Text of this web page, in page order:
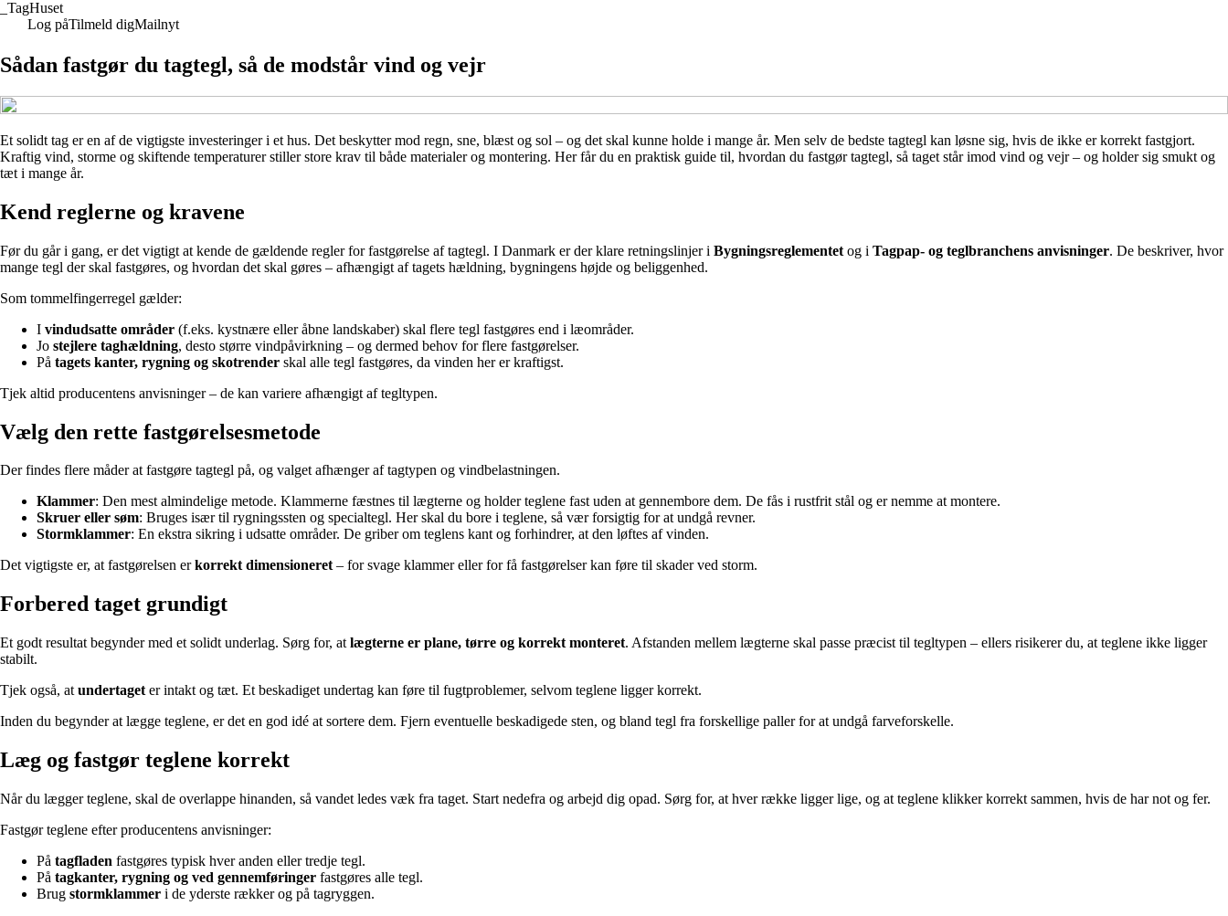
TagHuset
Log påTilmeld digMailnyt
Sådan fastgør du tagtegl, så de modstår vind og vejr
Et solidt tag er en af de vigtigste investeringer i et hus. Det beskytter mod regn, sne, blæst og sol – og det skal kunne holde i mange år. Men selv de bedste tagtegl kan løsne sig, hvis de ikke er korrekt fastgjort.
Kraftig vind, storme og skiftende temperaturer stiller store krav til både materialer og montering. Her får du en praktisk guide til, hvordan du fastgør tagtegl, så taget står imod vind og vejr – og holder sig smukt og
tæt i mange år.
Kend reglerne og kravene
Før du går i gang, er det vigtigt at kende de gældende regler for fastgørelse af tagtegl. I Danmark er der klare retningslinjer i Bygningsreglementet og i Tagpap- og teglbranchens anvisninger. De beskriver, hvor
mange tegl der skal fastgøres, og hvordan det skal gøres – afhængigt af tagets hældning, bygningens højde og beliggenhed.
Som tommelfingerregel gælder:
I vindudsatte områder (f.eks. kystnære eller åbne landskaber) skal flere tegl fastgøres end i læområder.
Jo stejlere taghældning, desto større vindpåvirkning – og dermed behov for flere fastgørelser.
På tagets kanter, rygning og skotrender skal alle tegl fastgøres, da vinden her er kraftigst.
Tjek altid producentens anvisninger – de kan variere afhængigt af tegltypen.
Vælg den rette fastgørelsesmetode
Der findes flere måder at fastgøre tagtegl på, og valget afhænger af tagtypen og vindbelastningen.
Klammer: Den mest almindelige metode. Klammerne fæstnes til lægterne og holder teglene fast uden at gennembore dem. De fås i rustfrit stål og er nemme at montere.
Skruer eller søm: Bruges især til rygningssten og specialtegl. Her skal du bore i teglene, så vær forsigtig for at undgå revner.
Stormklammer: En ekstra sikring i udsatte områder. De griber om teglens kant og forhindrer, at den løftes af vinden.
Det vigtigste er, at fastgørelsen erkorrekt dimensioneret– for svage klammer eller for få fastgørelser kan føre til skader ved storm.
Forbered taget grundigt
Et godt resultat begynder med et solidt underlag. Sørg for, at lægterne er plane, tørre og korrekt monteret. Afstanden mellem lægterne skal passe præcist til tegltypen – ellers risikerer du, at teglene ikke ligger
stabilt.
Tjek også, at undertaget er intakt og tæt. Et beskadiget undertag kan føre til fugtproblemer, selvom teglene ligger korrekt.
Inden du begynder at lægge teglene, er det en god idé at sortere dem. Fjern eventuelle beskadigede sten, og bland tegl fra forskellige paller for at undgå farveforskelle.
Læg og fastgør teglene korrekt
Når du lægger teglene, skal de overlappe hinanden, så vandet ledes væk fra taget. Start nedefra og arbejd dig opad. Sørg for, at hver række ligger lige, og at teglene klikker korrekt sammen, hvis de har not og fer.
Fastgør teglene efter producentens anvisninger:
På tagfladen fastgøres typisk hver anden eller tredje tegl.
På tagkanter, rygning og ved gennemføringer fastgøres alle tegl.
Brug stormklammer i de yderste rækker og på tagryggen.